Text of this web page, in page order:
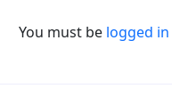
You must be logged in